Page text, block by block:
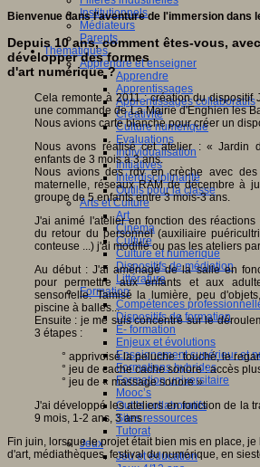
Institutionnels
Médiateurs
Parents
Thématiques
Apprendre et enseigner
Apprendre
Apprentissages
Apprentissages collaboratifs
Créativité
Culture numérique
Evaluations
Individualisation
Initiatives
Interdisciplinarité
Outils pour la classe
Arts et Culture
Art
Cinéma
Culture
Culture et numérique
Dispositifs de médiation
Littérature
Formation
Compétences
Dispositifs de formation
E- formation
Enjeux et évolutions
Enseignement supérieur et
Formations hybrides
Formation universitaire
Mooc’s
Outils collaboratifs
Sites ressources
Tutorat
Jeux
Jeu et éducation
Bienvenue dans l'aventure de l'immersion dans
Depuis 10 ans, comment êtes-vous,
développer des formes
d'art numérique ?
Cela remonte à 2011 : création du dispositif
une commande de La Mairie d'Enghien les
Nous avions carte blanche pour créer un
Nous avons réalisé cet atelier : « Jardin
enfants de 3 mois à 3 ans.
Nous avions des rdv en crèche avec des
maternelle, réseaux RAM de décembre à
groupe de 5 enfants entre 3 mois-3 ans.
J'ai animé l'atelier en fonction des
du retour du personnel (auxiliaire
conteuse ...) j'ai modifié ou pas les ateliers
Au début : J'ai aménagé de la salle en
pour permettre aux enfants et aux
sensorielle. Tamisé la lumière, peu
piscine à balles...
Ensuite : je me suis concentré sur le
3 étapes :
° apprivoisé la peluche : touché, le
° jeu de cache cache sonore : accès
° jeu de « massage sonore »
J'ai développé les ateliers en fonction de la
9 mois, 1-2 ans, 3 ans
Fin juin, lorsque le projet était bien mis en place,
d'art, médiathèques, festival du numérique, en